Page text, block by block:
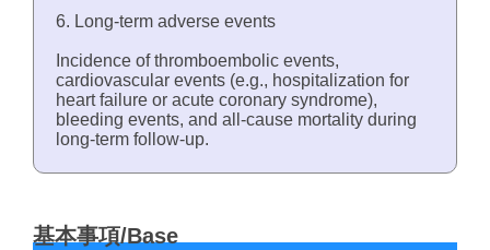
6. Long-term adverse events
Incidence of thromboembolic events,
cardiovascular events (e.g., hospitalization for
heart failure or acute coronary syndrome),
bleeding events, and all-cause mortality during
long-term follow-up.
基本事項/Base